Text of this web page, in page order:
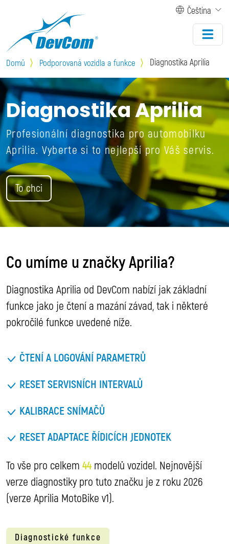
Čeština
Domů Podporovaná vozidla a funkce Diagnostika Aprilia
Diagnostika Aprilia
Profesionální diagnostika pro automobilku
Aprilia. Vyberte si to nejlepší pro Váš servis.
To chci
Co umíme u značky Aprilia?
Diagnostika Aprilia od DevCom nabízí jak základní
funkce jako je čtení a mazání závad, tak i některé
pokročilé funkce uvedené níže.
ČTENÍ A LOGOVÁNÍ PARAMETRŮ
RESET SERVISNÍCH INTERVALŮ
KALIBRACE SNÍMAČŮ
RESET ADAPTACE ŘÍDICÍCH JEDNOTEK
To vše pro celkem 44modelů vozidel. Nejnovější
verze diagnostiky pro tuto značku je z roku 2026
(verze Aprilia MotoBike v1).
Diagnostické funkce